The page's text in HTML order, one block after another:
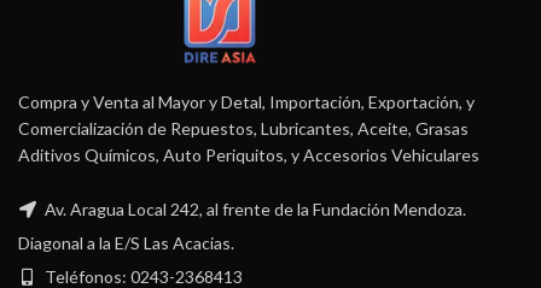
Compra y Venta al Mayor y Detal, Importación, Exportación, y
Comercialización de Repuestos, Lubricantes, Aceite, Grasas
Aditivos Químicos, Auto Periquitos, y Accesorios Vehiculares
Av. Aragua Local 242, al frente de la Fundación Mendoza.
Diagonal a la E/S Las Acacias.
Teléfonos: 0243-2368413